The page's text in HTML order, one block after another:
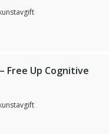
Free Up Cognitive